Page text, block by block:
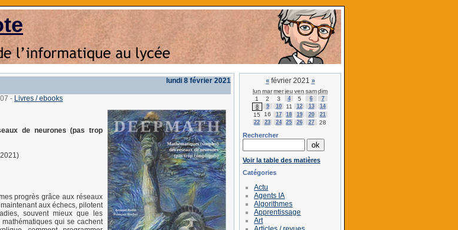
lundi 8 février 2021
- Livres / ebooks
de neurones (pas trop
progrès grâce aux réseaux
aux échecs, pilotent
souvent mieux que les
qui se cachent
«février 2021 »
lun marmerjeu ven samdim
1
2 3 4 5 6
7
8
9 10 11 12 13 14
15 16 17 18 19 20
21
22
23 24 25 26 27 28
Rechercher
Voir la table des matières
Catégories
Actu
Agents IA
Algorithmes
Apprentissage
Art